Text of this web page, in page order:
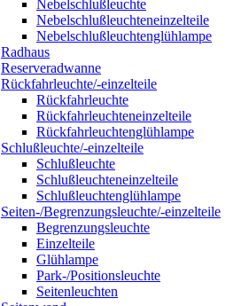
Nebelschlußleuchte
Nebelschlußleuchteneinzelteile
Nebelschlußleuchtenglühlampe
Radhaus
Reserveradwanne
Rückfahrleuchte/-einzelteile
Rückfahrleuchte
Rückfahrleuchteneinzelteile
Rückfahrleuchtenglühlampe
Schlußleuchte/-einzelteile
Schlußleuchte
Schlußleuchteneinzelteile
Schlußleuchtenglühlampe
Seiten-/Begrenzungsleuchte/-einzelteile
Begrenzungsleuchte
Einzelteile
Glühlampe
Park-/Positionsleuchte
Seitenleuchten